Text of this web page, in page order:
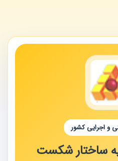
و اجرایی کشور
ساختار شکست